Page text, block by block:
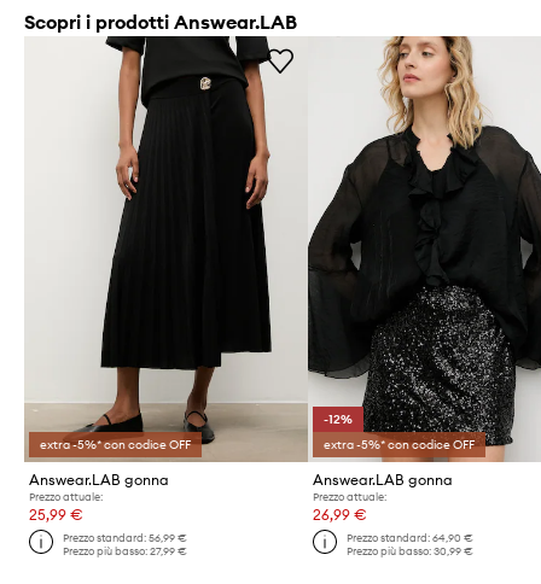
Scopri i prodotti Answear.LAB
extra -5%* con codice OFF
Answear.LAB gonna
Prezzo attuale:
25,99 €
Prezzo standard:56,99 €
Prezzo più basso:27,99 €
-12%
extra -5%* con codice OFF
Answear.LAB gonna
Prezzo attuale:
26,99 €
Prezzo standard: 64,90 €
Prezzo più basso: 30,99 €